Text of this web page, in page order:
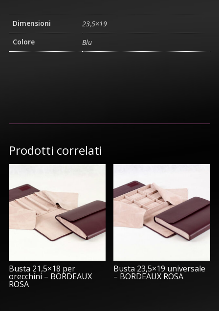
Dimensioni
23,5×19
Colore
Blu
Prodotti correlati
Busta 21,5×18 per
orecchini – BORDEAUX
ROSA
Busta 23,5×19 universale
– BORDEAUX ROSA